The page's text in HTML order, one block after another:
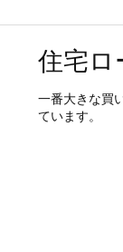
住宅ロ
一番大きな買
ています。